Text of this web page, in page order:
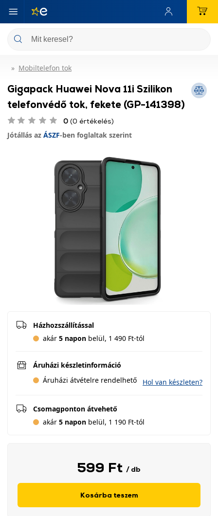
Mobiltelefon tok
Gigapack Huawei Nova 11i Szilikon
telefonvédő tok, fekete (GP-141398)
0 (0 értékelés)
Jótállás az ÁSZF-ben foglaltak szerint
Házhozszállítással
akár 5 napon belül, 1 490 Ft-tól
Áruházi készletinformáció
Áruházi átvételre rendelhető
Hol van készleten?
Csomagponton átvehető
akár 5 napon belül, 1 190 Ft-tól
599 Ft / db
Kosárba teszem